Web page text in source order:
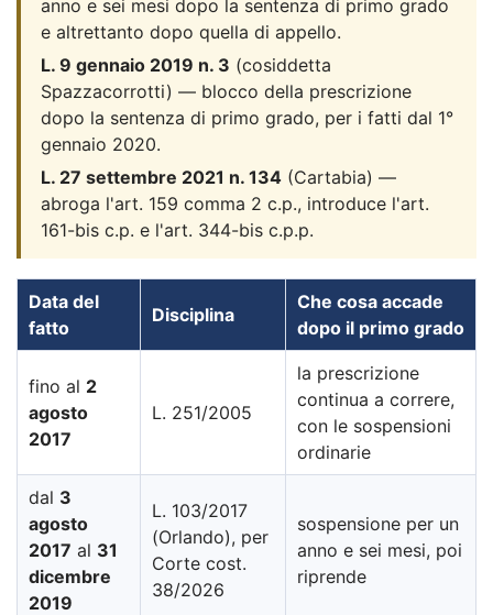
anno e sei mesi dopo la sentenza di primo grado
e altrettanto dopo quella di appello.
L. 9 gennaio 2019 n. 3 (cosiddetta
Spazzacorrotti) — blocco della prescrizione
dopo la sentenza di primo grado, per i fatti dal 1°
gennaio 2020.
L. 27 settembre 2021 n. 134 (Cartabia) —
abroga l'art. 159 comma 2 c.p., introduce l'art.
161-bis c.p. e l'art. 344-bis c.p.p.
Data del
fatto
Disciplina
Che cosa accade
dopo il primo grado
fino al 2
agosto
2017
L. 251/2005
la prescrizione
continua a correre,
con le sospensioni
ordinarie
dal 3
agosto
2017 al 31
dicembre
2019
L. 103/2017
(Orlando), per
Corte cost.
38/2026
sospensione per un
anno e sei mesi, poi
riprende